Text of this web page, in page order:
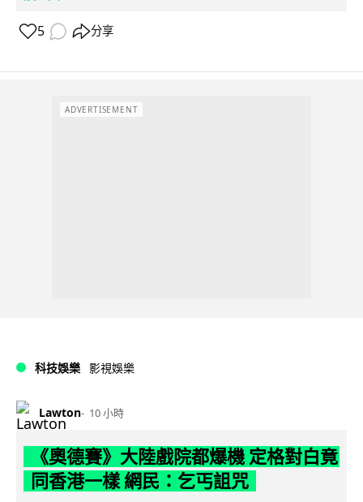
5 分享
ADVERTISEMENT
科技娛樂 影視娛樂
Lawton 10 小時
《奧德賽》大陸戲院都爆機 定格對白竟
同香港一樣 網民：乞丐詛咒